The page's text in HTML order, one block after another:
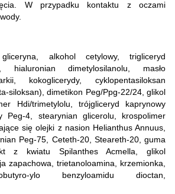
W przypadku kontaktu z oczami
alkohol cetylowy, trigliceryd
hialuronian dimetylosilanolu, masło
kokoglicerydy, cyklopentasiloksan
siloksan), dimetikon Peg/Ppg-22/24, glikol
Hdi/trimetylolu, trójgliceryd kaprynowy
Peg-4, stearynian glicerolu, krospolimer
się olejki z nasion Helianthus Annuus,
Peg-75, Ceteth-20, Steareth-20, guma
z kwiatu Spilanthes Acmella, glikol
zapachowa, trietanoloamina, krzemionka,
ylo benzyloamidu dioctan,